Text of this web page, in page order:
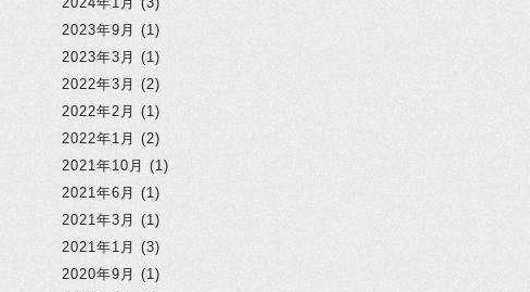
2023年9月 (1)
2023年3月 (1)
2022年3月 (2)
2022年2月 (1)
2022年1月 (2)
2021年10月 (1)
2021年6月 (1)
2021年3月 (1)
2021年1月 (3)
2020年9月 (1)